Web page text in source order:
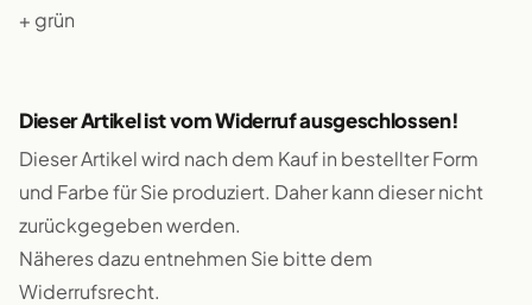
+ grün
Dieser Artikel ist vom Widerruf ausgeschlossen!
Dieser Artikel wird nach dem Kauf in bestellter Form
und Farbe für Sie produziert. Daher kann dieser nicht
zurückgegeben werden.
Näheres dazu entnehmen Sie bitte dem
Widerrufsrecht.